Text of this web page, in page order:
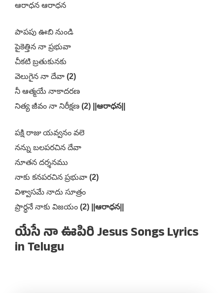
ఆరాధన ఆరాధన
పాపపు ఊబి నుండి
పైకెత్తిన నా ప్రభువా
చీకటి బ్రతుకునకు
వెలుగైన నా దేవా (2)
నీ ఆత్మయే నాకాదరణ
నిత్య జీవం నా నిరీక్షణ (2) ||ఆరాధన||
పక్షి రాజు యవ్వనం వలె
నన్ను బలపరచిన దేవా
నూతన దర్శనము
నాకు కనపరచిన ప్రభువా (2)
విశ్వాసమే నాదు సూత్రం
ప్రార్ధనే నాకు విజయం (2) ||ఆరాధన||
యేసే నా ఊపిరి Jesus Songs Lyrics
in Telugu